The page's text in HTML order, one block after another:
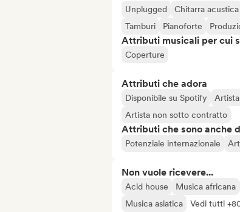
Unplugged Chitarra acustica
Tamburi
Pianoforte
Attributi musicali per cui
Coperture
Attributi che adora
Disponibile su Spotify
Artista non sotto contratto
Attributi che sono anche
Potenziale internazionale
Non vuole ricevere...
Acid house Musica africana
Musica asiatica
Vedi tutti